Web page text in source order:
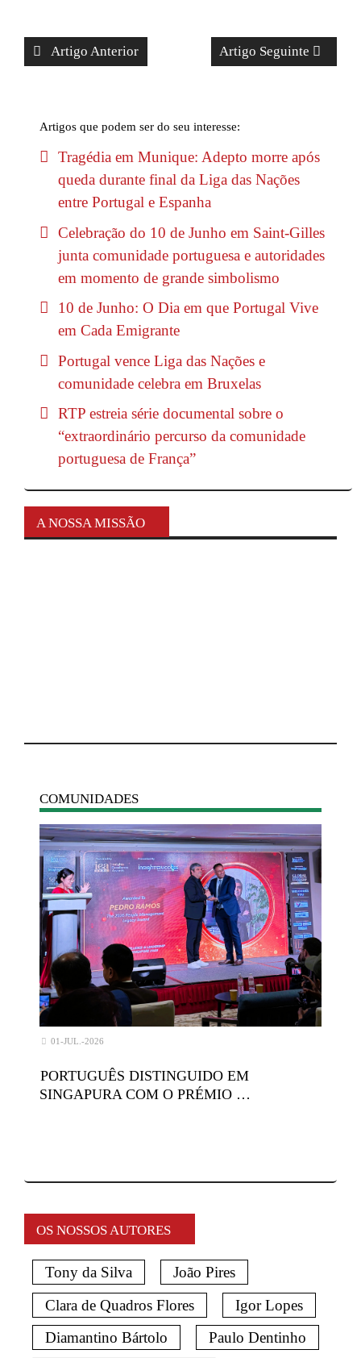
Artigo Anterior Artigo Seguinte
Artigos que podem ser do seu interesse:
Tragédia em Munique: Adepto morre após
queda durante final da Liga das Nações
entre Portugal e Espanha
Celebração do 10 de Junho em Saint-Gilles
junta comunidade portuguesa e autoridades
em momento de grande simbolismo
10 de Junho: O Dia em que Portugal Vive
em Cada Emigrante
Portugal vence Liga das Nações e
comunidade celebra em Bruxelas
RTP estreia série documental sobre o
“extraordinário percurso da comunidade
portuguesa de França”
A NOSSA MISSÃO
COMUNIDADES
01-JUL.-2026
PORTUGUÊS DISTINGUIDO EM
SINGAPURA COM O PRÉMIO …
OS NOSSOS AUTORES
Tony da Silva
João Pires
Clara de Quadros Flores
Igor Lopes
Diamantino Bártolo
Paulo Dentinho